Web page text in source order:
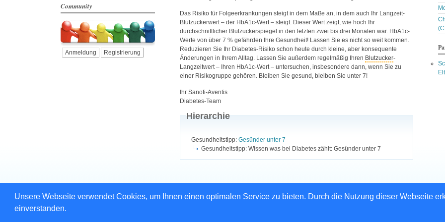
Unsere Webseite verwendet Cookies, um Ihnen einen optimalen Service zu bieten. Durch die Nutzung dieser Webseite
einverstanden.
Community
Anmeldung Registrierung
Das Risiko für Folgeerkrankungen steigt in dem Maße an, in dem auch Ihr Langzeit-
Blutzuckerwert – der HbA1c-Wert – steigt. Dieser Wert zeigt, wie hoch Ihr
durchschnittlicher Blutzuckerspiegel in den letzten zwei bis drei Monaten war. HbA1c-
Werte von über 7 % gefährden Ihre Gesundheit! Lassen Sie es nicht so weit kommen.
Reduzieren Sie Ihr Diabetes-Risiko schon heute durch kleine, aber konsequente
Änderungen in Ihrem Alltag. Lassen Sie außerdem regelmäßig Ihren Blutzucker-
Langzeitwert – Ihren HbA1c-Wert – untersuchen, insbesondere dann, wenn Sie zu
einer Risikogruppe gehören. Bleiben Sie gesund, bleiben Sie unter 7!
Ihr Sanofi-Aventis
Diabetes-Team
Hierarchie
Gesundheitstipp: Gesünder unter 7
Gesundheitstipp: Wissen was bei Diabetes zählt: Gesünder unter 7
© 2003-2009Linguamed Verlags GmbH|Impressum| Datenschutzerklärung|Mediadaten|Kontakt